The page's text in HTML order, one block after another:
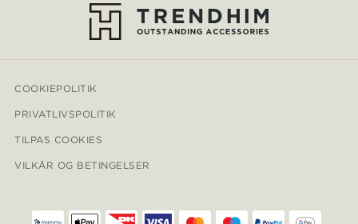
COOKIEPOLITIK
PRIVATLIVSPOLITIK
TILPAS COOKIES
VILKÅR OG BETINGELSER